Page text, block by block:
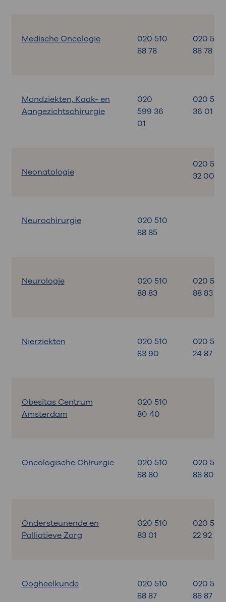
Medische Oncologie
020 510
88 78
020 510
88 78
Mondziekten, Kaak- en
Aangezichtschirurgie
020
599 36
01
020 599
36 01
Neonatologie
020 599
32 00
Neurochirurgie
020 510
88 85
Neurologie
020 510
88 83
020 510
88 83
Nierziekten
020 510
83 90
020 599
24 87
Obesitas Centrum
Amsterdam
020 510
80 40
Oncologische Chirurgie
020 510
88 80
020 510
88 80
Ondersteunende en
Palliatieve Zorg
020 510
83 01
020 599
22 92
Oogheelkunde
020 510
88 87
020 510
88 87